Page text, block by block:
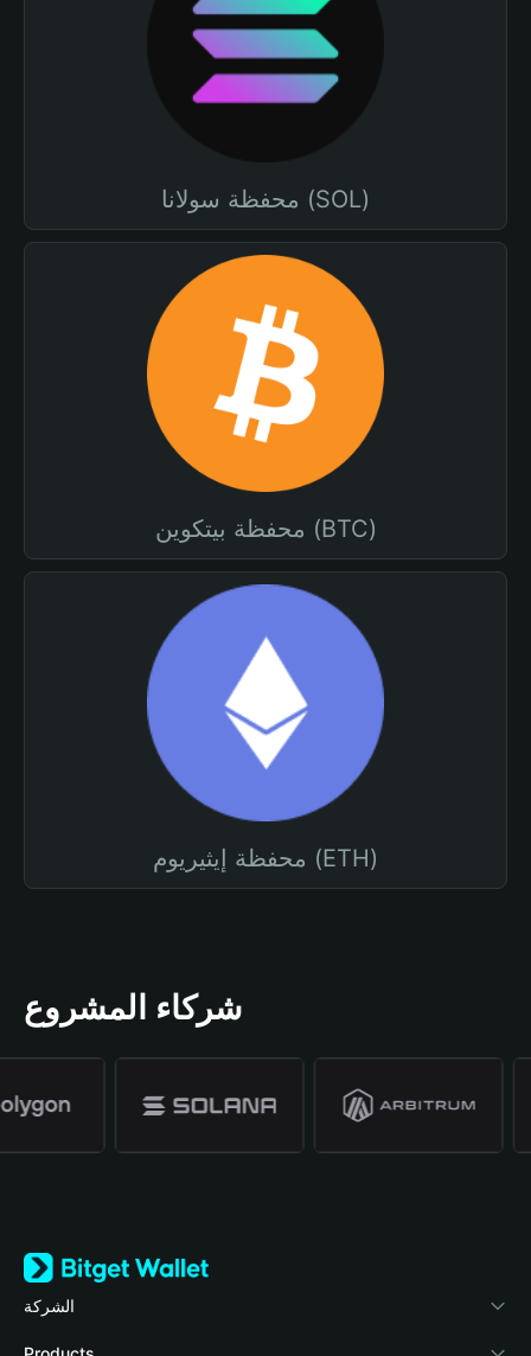
محفظة سولانا (SOL)
محفظة بيتكوين (BTC)
محفظة إيثيريوم (ETH)
شركاء المشروع
الشركة